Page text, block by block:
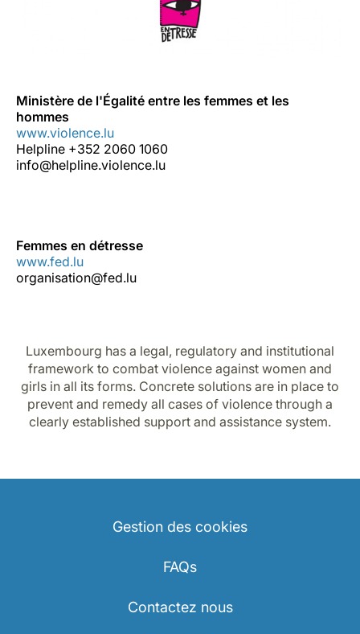
Ministère de l'Égalité entre les femmes et les
hommes
www.violence.lu
Helpline +352 2060 1060
info@helpline.violence.lu
Femmes en détresse
www.fed.lu
organisation@fed.lu
Luxembourg has a legal, regulatory and institutional
framework to combat violence against women and
girls in all its forms. Concrete solutions are in place to
prevent and remedy all cases of violence through a
clearly established support and assistance system.
Gestion des cookies
FAQs
Contactez nous